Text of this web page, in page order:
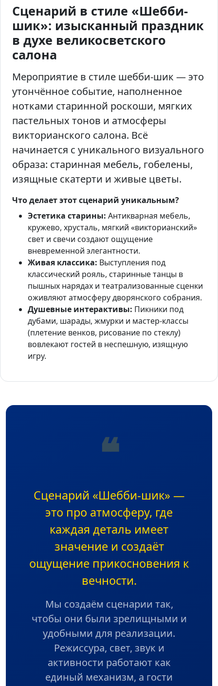
Сценарий в стиле «Шебби-
шик»: изысканный праздник
в духе великосветского
салона
Мероприятие в стиле шебби-шик — это
утончённое событие, наполненное
нотками старинной роскоши, мягких
пастельных тонов и атмосферы
викторианского салона. Всё
начинается с уникального визуального
образа: старинная мебель, гобелены,
изящные скатерти и живые цветы.
Что делает этот сценарий уникальным?
Эстетика старины: Антикварная мебель,
кружево, хрусталь, мягкий «викторианский»
свет и свечи создают ощущение
вневременной элегантности.
Живая классика: Выступления под
классический рояль, старинные танцы в
пышных нарядах и театрализованные сценки
оживляют атмосферу дворянского собрания.
Душевные интерактивы: Пикники под
дубами, шарады, жмурки и мастер-классы
(плетение венков, рисование по стеклу)
вовлекают гостей в неспешную, изящную
игру.
❝
Сценарий «Шебби-шик» —
это про атмосферу, где
каждая деталь имеет
значение и создаёт
ощущение прикосновения к
вечности.
Мы создаём сценарии так,
чтобы они были зрелищными и
удобными для реализации.
Режиссура, свет, звук и
активности работают как
единый механизм, а гости